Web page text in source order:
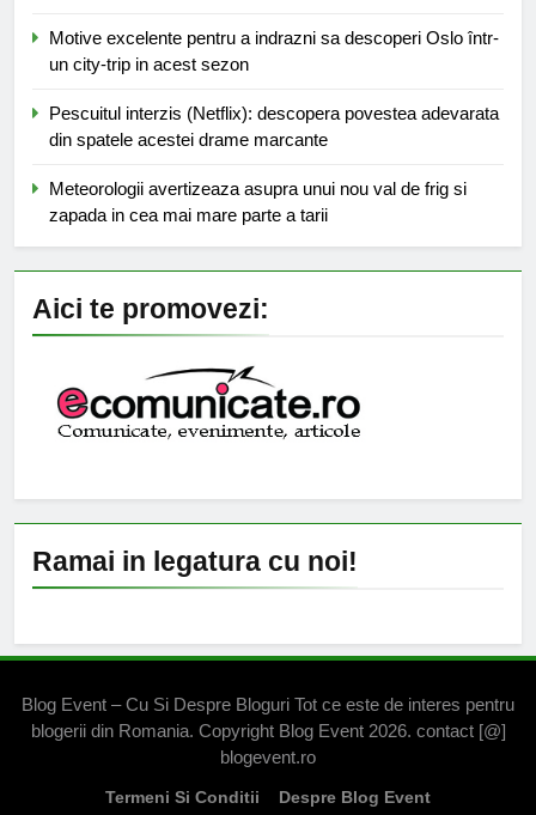
Motive excelente pentru a indrazni sa descoperi Oslo într-
un city-trip in acest sezon
Pescuitul interzis (Netflix): descopera povestea adevarata
din spatele acestei drame marcante
Meteorologii avertizeaza asupra unui nou val de frig si
zapada in cea mai mare parte a tarii
Aici te promovezi:
Ramai in legatura cu noi!
Blog Event – Cu Si Despre Bloguri Tot ce este de interes pentru
blogerii din Romania. Copyright Blog Event 2026. contact [@]
blogevent.ro
Termeni Si Conditii
Despre Blog Event